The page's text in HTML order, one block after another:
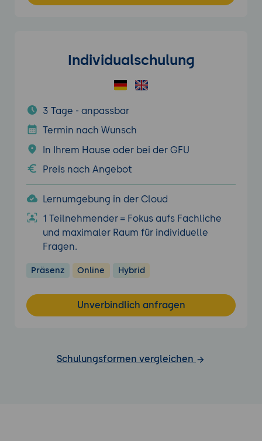
Individualschulung
3 Tage - anpassbar
Termin nach Wunsch
In Ihrem Hause oder bei der GFU
Preis nach Angebot
Lernumgebung in der Cloud
1 Teilnehmender = Fokus aufs Fachliche
und maximaler Raum für individuelle
Fragen.
Präsenz Online Hybrid
Unverbindlich anfragen
Schulungsformen vergleichen